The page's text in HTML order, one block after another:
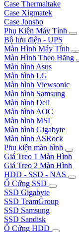
Case Thermaltake
Case Xigmatek
Case Jonsbo
Phụ Kiện Máy Tính
Bộ lưu điện - UPS
Màn Hình Máy Tính
Màn Hình Theo Hãng
Màn hình Asus
Màn hình LG
Màn hình Viewsonic
Màn hình Samsung
Màn hình Dell
Màn hình AOC
Màn hình MSI
Màn hình Gigabyte
Màn hình ASRock
Phụ kiện màn hình
Giá Treo 1 Màn Hình
Giá Treo 2 Màn Hình
HDD - SSD - NAS
Ổ Cứng SSD
SSD Gigabyte
SSD TeamGroup
SSD Samsung
SSD Sandisk
Ổ Cứng HDD